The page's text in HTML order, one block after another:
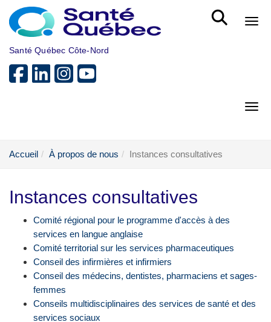
Aller au menu principal
Santé Québec Côte-Nord
Accueil À propos de nous Instances consultatives
Instances consultatives
Comité régional pour le programme d'accès à des
services en langue anglaise
Comité territorial sur les services pharmaceutiques
Conseil des infirmières et infirmiers
Conseil des médecins, dentistes, pharmaciens et sages-
femmes
Conseils multidisciplinaires des services de santé et des
services sociaux